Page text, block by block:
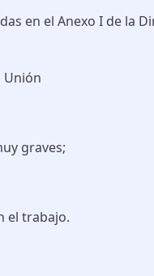
en el Anexo I de la
Unión
graves;
el trabajo.